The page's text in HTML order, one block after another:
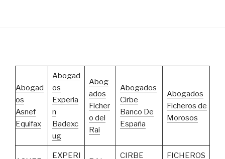
Abogad
os
Asnef
Equifax
Abogad
os
Experia
n
Badexc
ug
Abog
ados
Ficher
o del
Rai
Abogados
Cirbe
Banco De
España
Abogados
Ficheros de
Morosos
EXPERI
CIRBE
FICHEROS